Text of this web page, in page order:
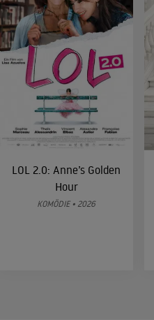
LOL 2.0: Anne’s Golden
Hour
KOMÖDIE • 2026